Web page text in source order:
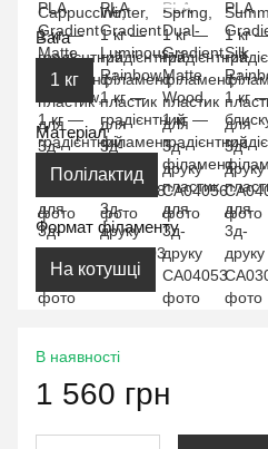
Вага
1 кг
Матеріал
Полілактид
Формат філаменту
На котушці
В наявності
1 560 грн